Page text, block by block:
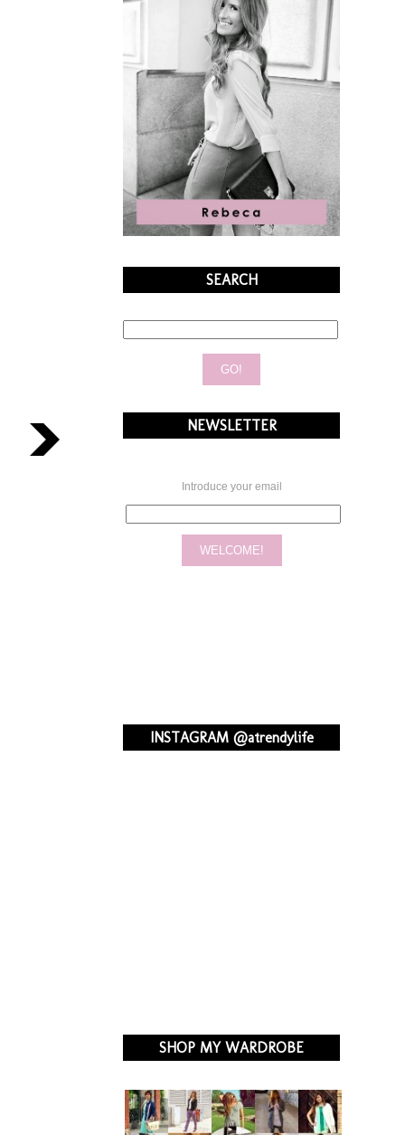
SEARCH
NEWSLETTER
Introduce your email
INSTAGRAM @atrendylife
SHOP MY WARDROBE